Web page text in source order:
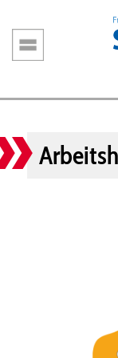
zum
Inhalt